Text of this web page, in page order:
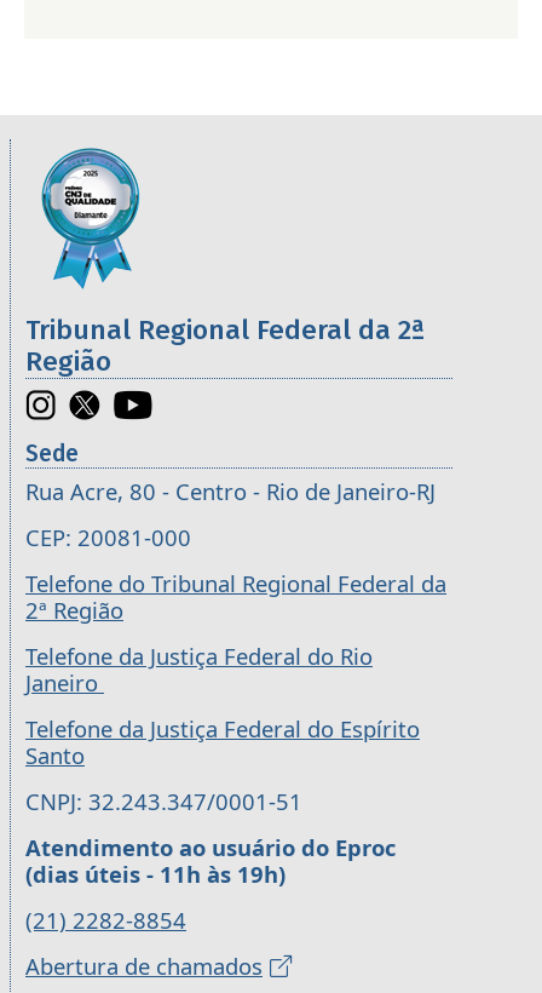
Informações úteis sobre os órgãos da 2ª
Imagem
Tribunal Regional Federal da 2ª
Região
Sede
Rua Acre, 80 - Centro - Rio de Janeiro-RJ
CEP: 20081-000
Telefone do Tribunal Regional Federal da
2ª Região
Telefone da Justiça Federal do Rio
Janeiro
Telefone da Justiça Federal do Espírito
Santo
CNPJ: 32.243.347/0001-51
Atendimento ao usuário do Eproc
(dias úteis - 11h às 19h)
(21) 2282-8854
Abertura de chamados